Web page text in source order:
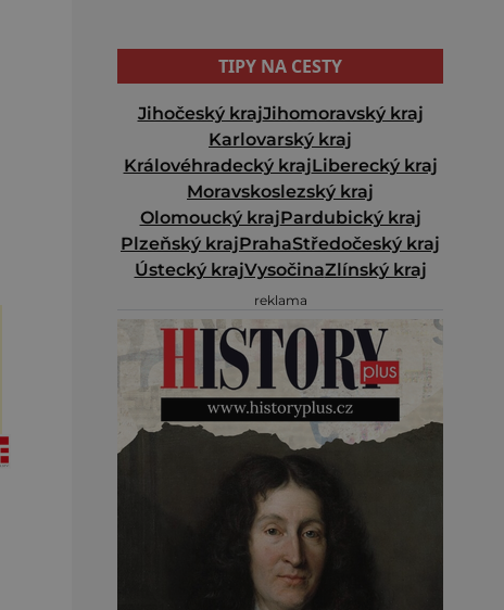
TIPY NA CESTY
Jihočeský krajJihomoravský kraj
Karlovarský kraj
Královéhradecký krajLiberecký kraj
Moravskoslezský kraj
Olomoucký krajPardubický kraj
Plzeňský krajPrahaStředočeský kraj
Ústecký krajVysočinaZlínský kraj
reklama